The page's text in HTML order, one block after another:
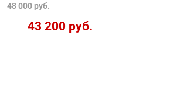
48 000 руб.
43 200 руб.